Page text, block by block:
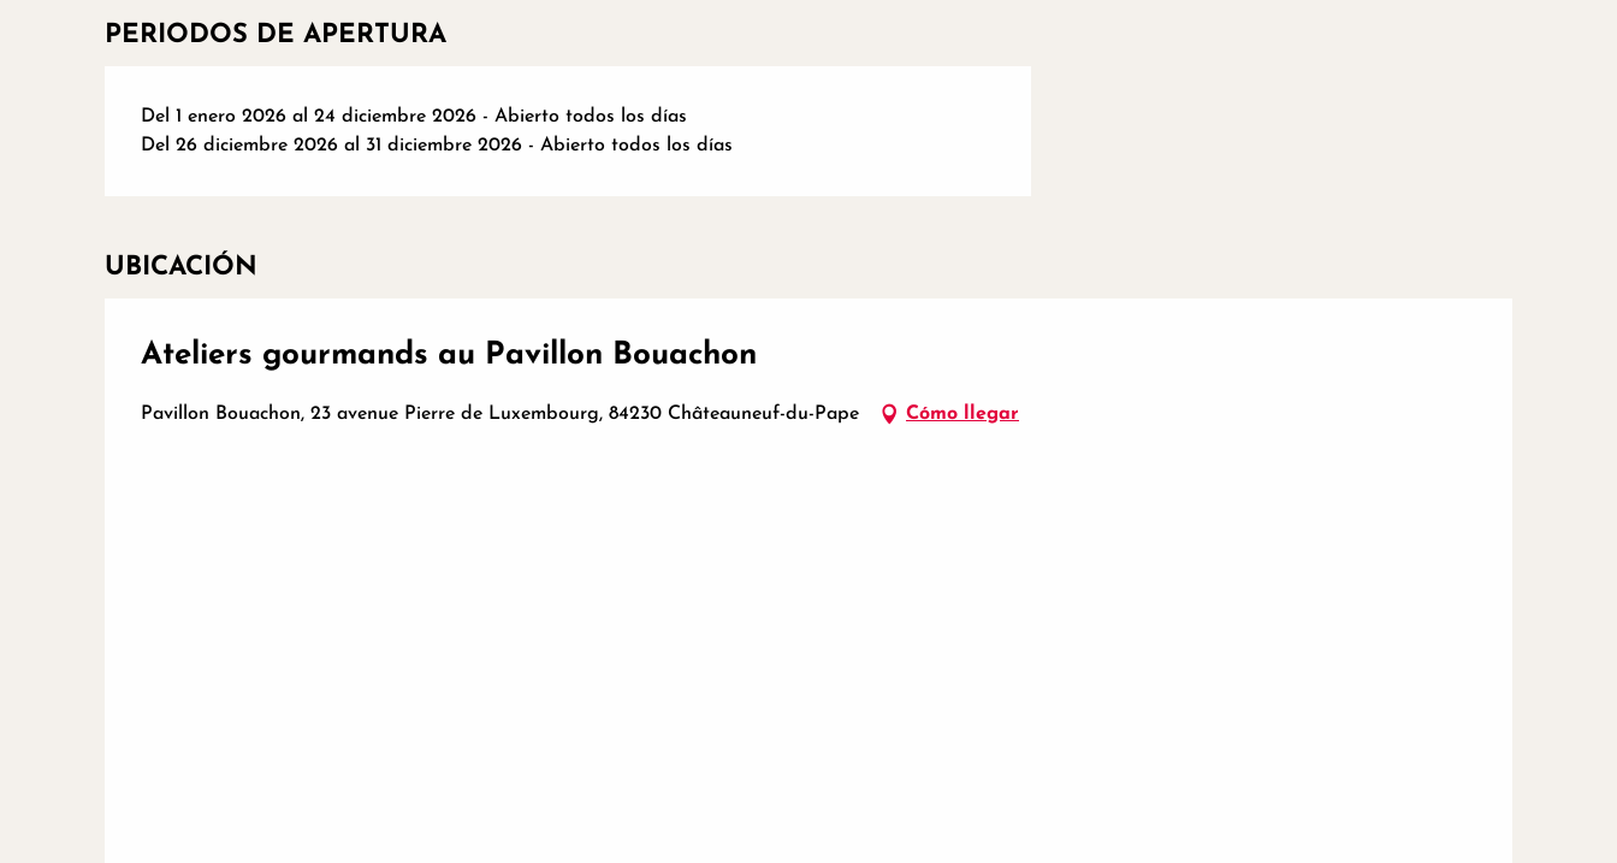
PERIODOS DE APERTURA
Del 1 enero 2026 al 24 diciembre 2026 - Abierto todos los días
Del 26 diciembre 2026 al 31 diciembre 2026 - Abierto todos los días
UBICACIÓN
Ateliers gourmands au Pavillon Bouachon
Pavillon Bouachon, 23 avenue Pierre de Luxembourg, 84230 Châteauneuf-du-Pape Cómo llegar